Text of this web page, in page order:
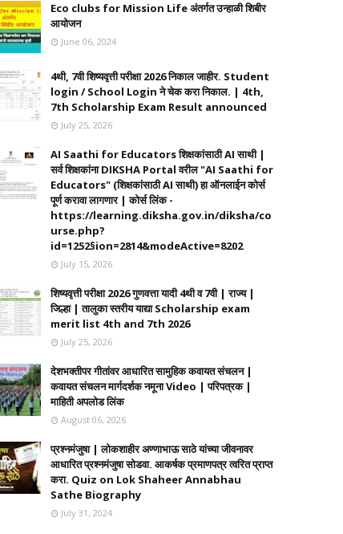
Eco clubs for Mission Life अंतर्गत उन्हाळी शिबीर
आयोजन
June 06, 2024
4थी, 7वी शिष्यवृत्ती परीक्षा 2026 निकाल जाहीर. Student
login / School Login ने चेक करा निकाल. | 4th,
7th Scholarship Exam Result announced
July 25, 2026
AI Saathi for Educators शिक्षकांसाठी AI साथी |
सर्व शिक्षकांना DIKSHA Portal वरील "AI Saathi for
Educators" (शिक्षकांसाठी AI साथी) हा ऑनलाईन कोर्स
पूर्ण करावा लागणार | कोर्स लिंक -
https://learning.diksha.gov.in/diksha/co
urse.php?
id=1252§ion=2814&modeActive=8202
July 15, 2026
शिष्यवृत्ती परीक्षा 2026 गुणवत्ता यादी 4थी व 7वी | राज्य |
जिल्हा | तालुका स्तरीय याद्या Scholarship exam
merit list 4th and 7th 2026
July 25, 2026
देशभक्तीपर गीतांवर आधारित सामुहिक कवायत संचलन |
कवायत संचलन मार्गदर्शक नमूना Video | परिपत्रक |
माहिती अपलोड लिंक
August 06, 2026
प्रश्नमंजुषा | लोकशाहीर अण्णाभाऊ साठे यांच्या जीवनावर
आधारित प्रश्नमंजुषा सोडवा. आकर्षक प्रमाणपत्र त्वरित प्राप्त
करा. Quiz on Lok Shaheer Annabhau
Sathe Biography
July 31, 2024